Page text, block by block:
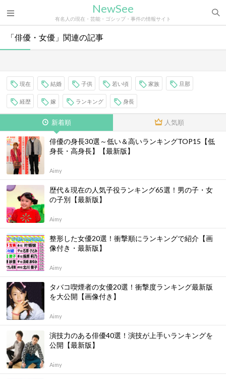
NewSee
有名人の現在・芸能・ゴシップ・事件の情報サイト
「俳優・女優」関連の記事
現在 結婚 子供 若い頃 家族 旦那
経歴 嫁 ランキング 身長
新着順 人気順
俳優の身長30選～低い＆高いランキングTOP15【低
身長・高身長】【最新版】
Aimy
歴代＆現在の人気子役ランキング65選！男の子・女
の子別【最新版】
Aimy
整形した女優20選！衝撃順にランキングで紹介【画
像付き・最新版】
Aimy
タバコ喫煙者の女優20選！衝撃度ランキング最新版
を大公開【画像付き】
Aimy
演技力のある俳優40選！演技が上手いランキングを
公開【最新版】
Aimy